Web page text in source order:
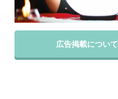
広告掲載について